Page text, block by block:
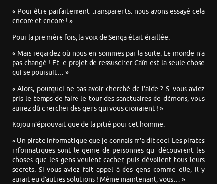
« Pour être parfaitement transparents, nous avons essayé cela
encore et encore ! »
Pour la première fois, la voix de Senga était éraillée.
« Mais regardez où nous en sommes par la suite. Le monde n’a
pas changé ! Et le projet de ressusciter Caïn est la seule chose
qui se poursuit… »
« Alors, pourquoi ne pas avoir cherché de l’aide ? Si vous aviez
pris le temps de faire le tour des sanctuaires de démons, vous
auriez dû chercher des gens qui vous croiraient ! »
Kojou n’éprouvait que de la pitié pour cet homme.
« Un pirate informatique que je connais m’a dit ceci. Les pirates
informatiques sont le genre de personnes qui découvrent les
choses que les gens veulent cacher, puis dévoilent tous leurs
secrets. Si vous aviez fait appel à des gens comme elle, il y
aurait eu d’autres solutions ! Même maintenant, vous… »